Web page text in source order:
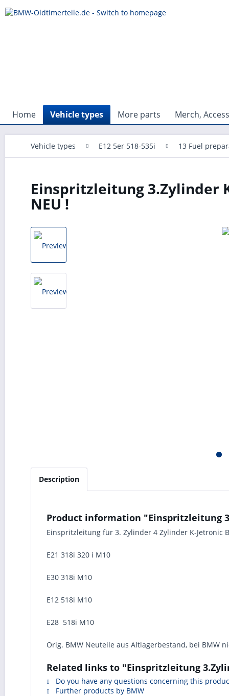
Home Vehicle types More parts Merch,
Vehicle types E12 5er 518-535i 13 Fuel
Einspritzleitung 3.Zylinder
NEU !
Description
Product information "Einspritzleitung
Einspritzleitung für 3. Zylinder 4 Zylinder K-Jetronic
E21 318i 320 i M10
E30 318i M10
E12 518i M10
E28 518i M10
Orig. BMW Neuteile aus Altlagerbestand, bei BMW
Related links to "Einspritzleitung
Do you have any questions concerning this
Further products by BMW